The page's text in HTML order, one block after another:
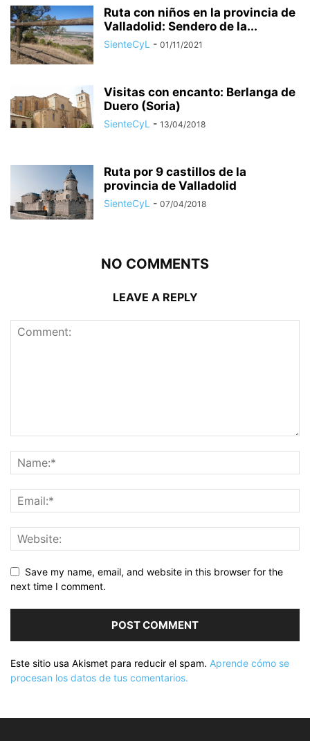
Ruta con niños en la provincia de
Valladolid: Sendero de la...
SienteCyL - 01/11/2021
Visitas con encanto: Berlanga de
Duero (Soria)
SienteCyL - 13/04/2018
Ruta por 9 castillos de la
provincia de Valladolid
SienteCyL - 07/04/2018
NO COMMENTS
LEAVE A REPLY
Save my name, email, and website in this browser for the
next time I comment.
Este sitio usa Akismet para reducir el spam. Aprende cómo se
procesan los datos de tus comentarios.